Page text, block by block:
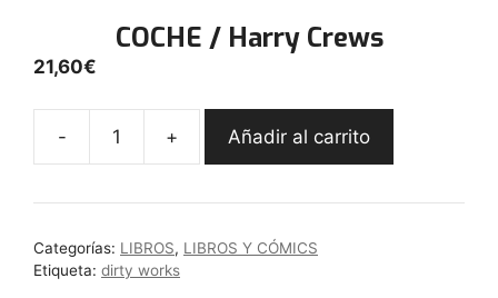
COCHE / Harry Crews
21,60€
-
COCHE
Harry
cantidad
+ Añadir al carrito
Categorías: LIBROS, LIBROS Y CÓMICS
Etiqueta: dirty works